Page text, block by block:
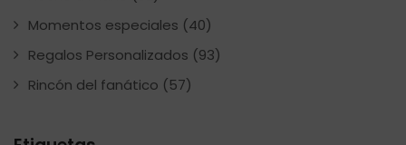
Momentos especiales (40)
Regalos Personalizados (93)
Rincón del fanático (57)